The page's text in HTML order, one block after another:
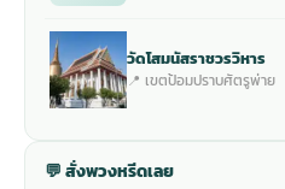
วัดโสมนัสราชวรวิหาร
📍 เขตป้อมปราบศัตรูพ่าย
💬 สั่งพวงหรีดเลย